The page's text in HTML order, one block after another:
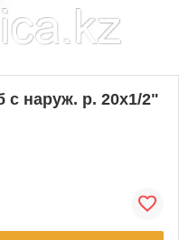
наруж. р. 20х1/2"